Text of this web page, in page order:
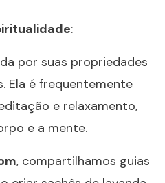
:
por suas propriedades
Ela é frequentemente
e relaxamento,
e a mente.
, compartilhamos guias